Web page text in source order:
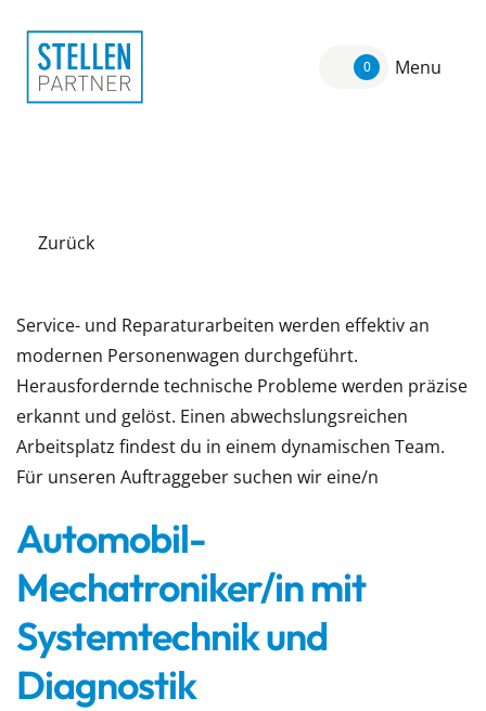
0 Menu
Zurück
Service- und Reparaturarbeiten werden effektiv an
modernen Personenwagen durchgeführt.
Herausfordernde technische Probleme werden präzise
erkannt und gelöst. Einen abwechslungsreichen
Arbeitsplatz findest du in einem dynamischen Team.
Für unseren Auftraggeber suchen wir eine/n
Automobil-
Mechatroniker/in mit
Systemtechnik und
Diagnostik